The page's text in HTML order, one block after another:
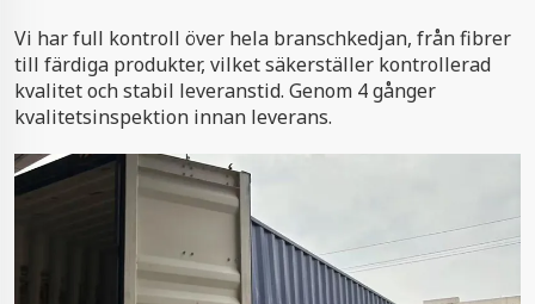
Vi har full kontroll över hela branschkedjan, från fibrer
till färdiga produkter, vilket säkerställer kontrollerad
kvalitet och stabil leveranstid. Genom 4 gånger
kvalitetsinspektion innan leverans.